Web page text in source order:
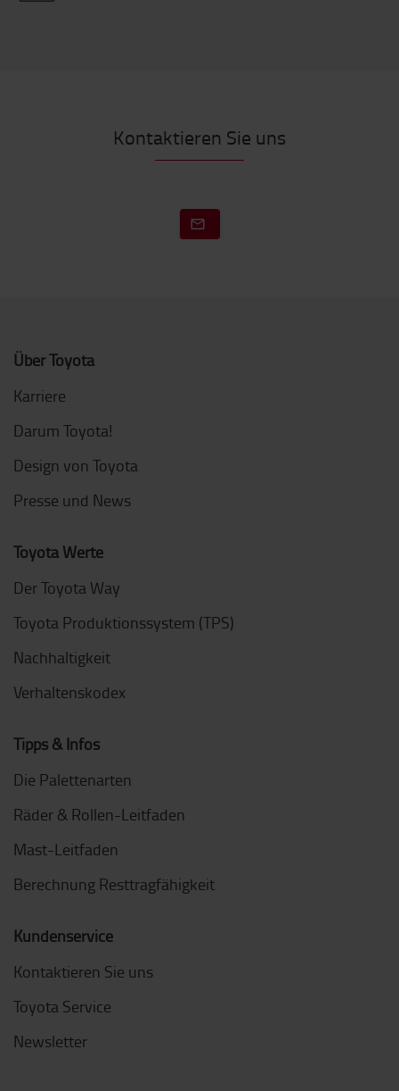
Kontaktieren Sie uns
Über Toyota
Karriere
Darum Toyota!
Design von Toyota
Presse und News
Toyota Werte
Der Toyota Way
Toyota Produktionssystem (TPS)
Nachhaltigkeit
Verhaltenskodex
Tipps & Infos
Die Palettenarten
Räder & Rollen-Leitfaden
Mast-Leitfaden
Berechnung Resttragfähigkeit
Kundenservice
Kontaktieren Sie uns
Toyota Service
Newsletter